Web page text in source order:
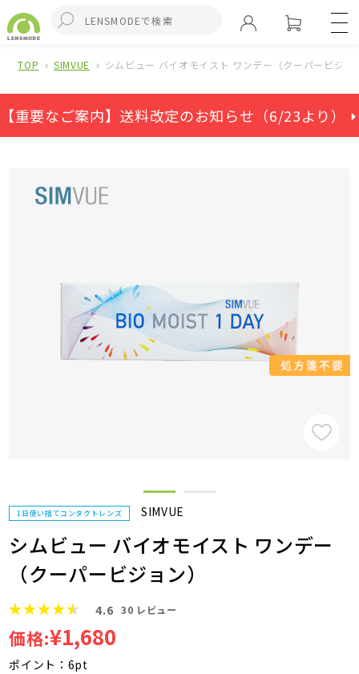
TOP SIMVUE シムビュー バイオモイスト ワンデー（クーパービジョ
【重要なご案内】送料改定のお知らせ（6/23より） ⏵
1日使い捨てコンタクトレンズ SIMVUE
シムビュー バイオモイスト ワンデー
（クーパービジョン）
4.6 30 レビュー
価格:¥1,680
ポイント：6pt